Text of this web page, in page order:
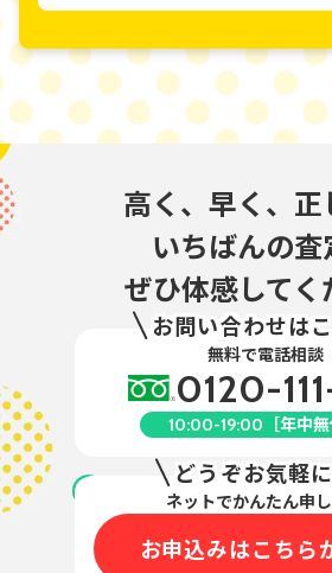
高く、早く、正
いちばんの査
ぜひ体感してく
お問い合わせは
無料で電話相談
0120-
10:00-19:00 ［年中無
どうぞお気軽に
ネットでかんたん申
お申込みはこちら